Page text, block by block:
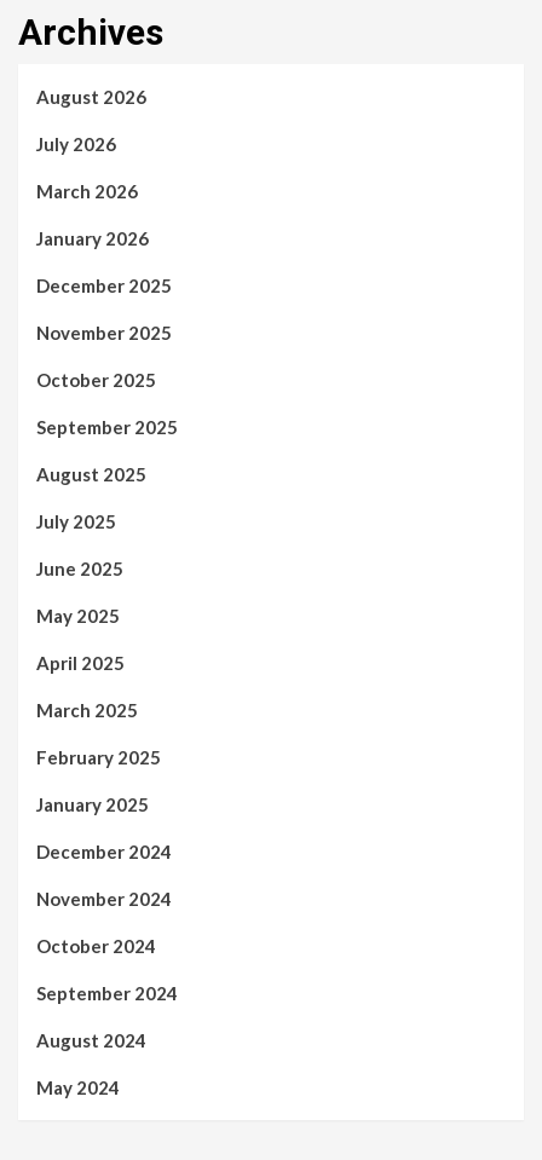
Archives
August 2026
July 2026
March 2026
January 2026
December 2025
November 2025
October 2025
September 2025
August 2025
July 2025
June 2025
May 2025
April 2025
March 2025
February 2025
January 2025
December 2024
November 2024
October 2024
September 2024
August 2024
May 2024